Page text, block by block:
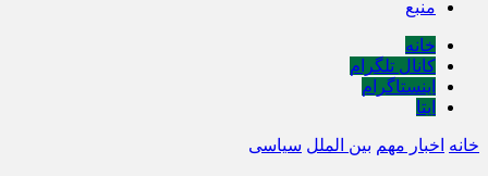
منبع
خانه
کانال تلگرام
اینستاگرام
ایتا
خانه اخبار مهم بین الملل سیاسی